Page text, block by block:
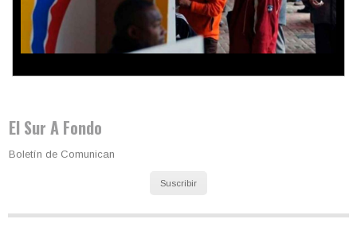
Los latinos le van dando la espalda a Trump
El Sur A Fondo
Boletín de Comunican
Suscribir